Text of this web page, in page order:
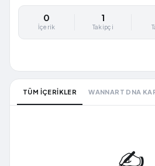
0
İçerik
1
Takipçi
TÜM İÇERİKLER WANNART DNA
✍️